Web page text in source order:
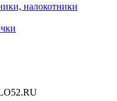
налокотники